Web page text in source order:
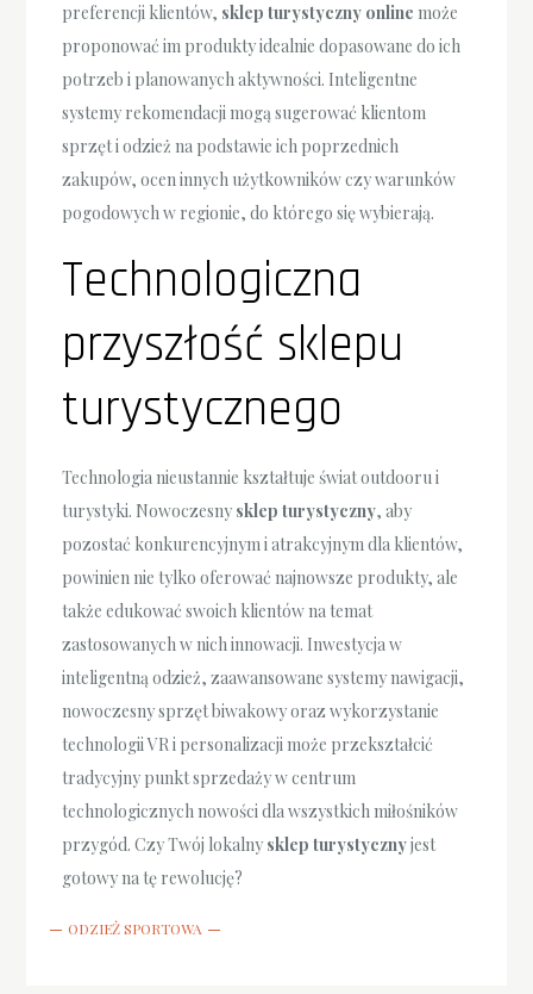
preferencji klientów, sklep turystyczny online może
proponować im produkty idealnie dopasowane do ich
potrzeb i planowanych aktywności. Inteligentne
systemy rekomendacji mogą sugerować klientom
sprzęt i odzież na podstawie ich poprzednich
zakupów, ocen innych użytkowników czy warunków
pogodowych w regionie, do którego się wybierają.
Technologiczna
przyszłość sklepu
turystycznego
Technologia nieustannie kształtuje świat outdooru i
turystyki. Nowoczesny sklep turystyczny, aby
pozostać konkurencyjnym i atrakcyjnym dla klientów,
powinien nie tylko oferować najnowsze produkty, ale
także edukować swoich klientów na temat
zastosowanych w nich innowacji. Inwestycja w
inteligentną odzież, zaawansowane systemy nawigacji,
nowoczesny sprzęt biwakowy oraz wykorzystanie
technologii VR i personalizacji może przekształcić
tradycyjny punkt sprzedaży w centrum
technologicznych nowości dla wszystkich miłośników
przygód. Czy Twój lokalny sklep turystycznyjest
gotowy na tę rewolucję?
ODZIEŻ SPORTOWA